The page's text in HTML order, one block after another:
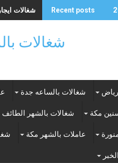
Recent posts شغالات ايجار
شغالات بالساعه جده
شغالات بالساعه جدة
مكة شغالات بالشهر الطائف
عاملات بالشهر مكة